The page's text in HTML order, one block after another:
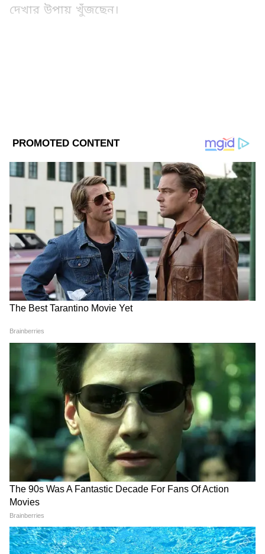
দেখার উপায় খুঁজছেন।
Aashirvad Cinemas, Rejaputhra Visual Media
গত কয়েকদিন ধরে ‘ডেইলি মোশনে দৃশ্যম ৩ পুরো
সিনেমা’ লিখে সার্চ করার প্রবণতা বেড়েছে।
অনলাইনে এমন অনেক ভিডিও আর লিঙ্ক ঘুরছে,
যেখানে পুরো সিনেমাটি দেখানোর দাবি করা হচ্ছে।
কিন্তু দর্শকরা জানাচ্ছেন, এই লিঙ্কগুলিতে ক্লিক
করলে অন্য ভিডিও, ছোট ক্লিপ বা এমন পেজ খুলে
যাচ্ছে যেখানে আসল সিনেমাটি নেই।